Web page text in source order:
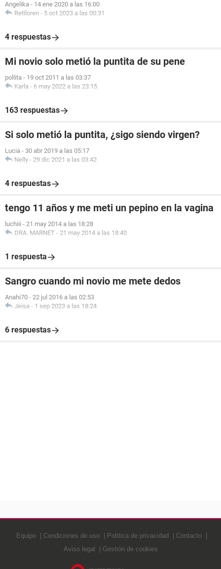
Angelika - 14 ene 2020 a las 16:00
Retiloren - 5 oct 2023 a las 00:31
4 respuestas
Mi novio solo metió la puntita de su pene
pollita - 19 oct 2011 a las 03:37
Karla - 6 may 2022 a las 23:15
163 respuestas
Si solo metió la puntita, ¿sigo siendo virgen?
Lucia - 30 abr 2019 a las 05:17
Nelly - 29 dic 2021 a las 03:42
4 respuestas
tengo 11 años y me meti un pepino en la vagina
luchiii - 21 may 2014 a las 18:28
DRA. MARNET - 21 may 2014 a las 18:40
1 respuesta
Sangro cuando mi novio me mete dedos
Anahi70 - 22 jul 2016 a las 02:53
Jeisa - 1 sep 2023 a las 18:24
6 respuestas
Equipo Condiciones de uso Política de privacidad
Contacto
Aviso legal
Gestión de cookies